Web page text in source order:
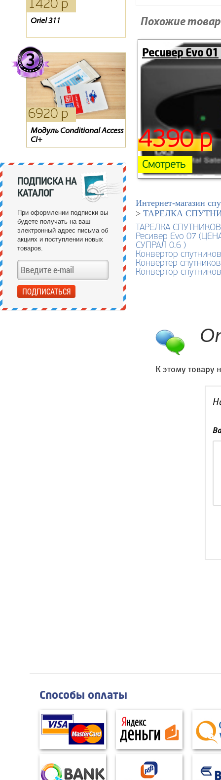
1420 р
Oriel 311
1980 р
Кронштейн SP 400
390 р
Пульт GS 8300 8300N
6920 р
Модуль Conditional Access
CI+
720 р
Тарелка Супрал 0.55 м
390 р
Пульт для спутникового
ресивера ТЕЛЕКАРТА X80 /
X90, GLOBO X80 / X90
ПОДПИСКА НА
КАТАЛОГ
При оформлении подписки вы
будете получать на ваш
электронный адрес письма об
акциях и поступлении новых
товаров.
Похожие
Ресивер Evo 01
Смотреть
4390 р
Интернет-магазин
> ТАРЕЛКА
ТАРЕЛКА
Ресивер Evo 07
СУПРАЛ 0.6 )
Конвертор
Конвертер
Конвертор
К этому товару
Способы оплаты